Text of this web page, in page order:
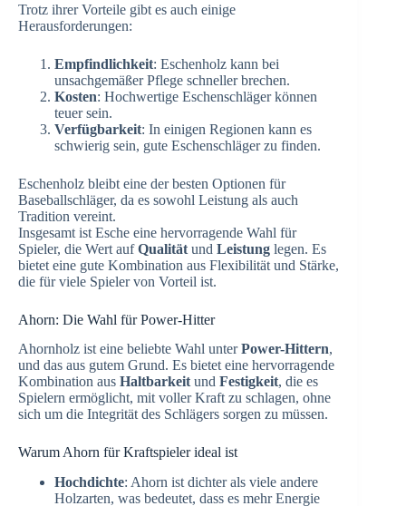
Trotz ihrer Vorteile gibt es auch einige
Herausforderungen:
Empfindlichkeit: Eschenholz kann bei
unsachgemäßer Pflege schneller brechen.
Kosten: Hochwertige Eschenschläger können
teuer sein.
Verfügbarkeit: In einigen Regionen kann es
schwierig sein, gute Eschenschläger zu finden.
Eschenholz bleibt eine der besten Optionen für
Baseballschläger, da es sowohl Leistung als auch
Tradition vereint.
Insgesamt ist Esche eine hervorragende Wahl für
Spieler, die Wert aufQualität und Leistung legen. Es
bietet eine gute Kombination aus Flexibilität und Stärke,
die für viele Spieler von Vorteil ist.
Ahorn: Die Wahl für Power-Hitter
Ahornholz ist eine beliebte Wahl unterPower-Hittern,
und das aus gutem Grund. Es bietet eine hervorragende
Kombination aus Haltbarkeit und Festigkeit, die es
Spielern ermöglicht, mit voller Kraft zu schlagen, ohne
sich um die Integrität des Schlägers sorgen zu müssen.
Warum Ahorn für Kraftspieler ideal ist
Hochdichte: Ahorn ist dichter als viele andere
Holzarten, was bedeutet, dass es mehr Energie